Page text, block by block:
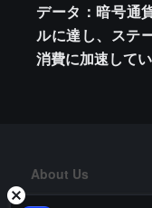
データ：暗号通
ルに達し、ステ
消費に加速してい
About Us
Risk Warning